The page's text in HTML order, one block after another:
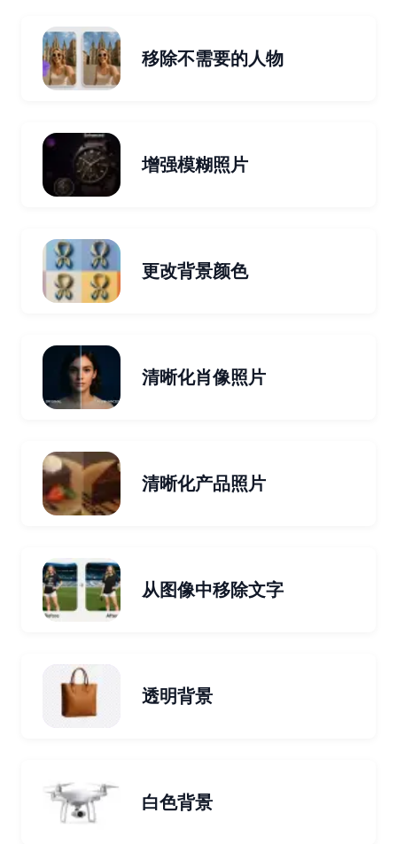
移除不需要的人物
增强模糊照片
更改背景颜色
清晰化肖像照片
清晰化产品照片
从图像中移除文字
透明背景
白色背景